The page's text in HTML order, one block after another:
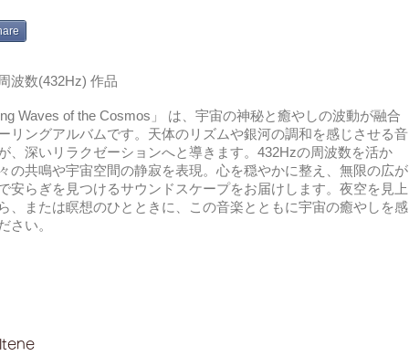
波数(432Hz) 作品
Waves of the Cosmos」 は、宇宙の神秘と癒やしの波動が融合
リングアルバムです。天体のリズムや銀河の調和を感じさせる音
、深いリラクゼーションへと導きます。432Hzの周波数を活か
の共鳴や宇宙空間の静寂を表現。心を穏やかに整え、無限の広が
安らぎを見つけるサウンドスケープをお届けします。夜空を見上
、または瞑想のひとときに、この音楽とともに宇宙の癒やしを感
さい。